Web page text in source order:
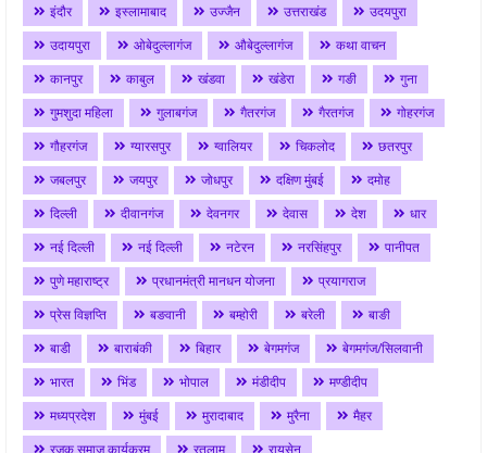
इंदौर
इस्लामाबाद उज्जैन उत्तराखंड
उदयपुरा
उदायपुरा
ओबेदुल्लागंज औबेदुल्लागंज
कथा वाचन
कानपुर
काबुल खंडवा खंडेरा गङी
गुना
गुमशुदा महिला
गुलाबगंज गैतरगंज गैरतगंज
गोहरगंज
गौहरगंज
ग्यारसपुर ग्वालियर चिकलोद
छतरपुर
जबलपुर
जयपुर जोधपुर दक्षिण मुंबई
दमोह
दिल्ली
दीवानगंज देवनगर देवास देश
धार
नई दिल्ली
नई दिल्ली नटेरन नरसिंहपुर
पानीपत
पुणे महाराष्ट्र
प्रधानमंत्री मानधन योजना
प्रयागराज
प्रेस विज्ञप्ति
बङवानी बम्होरी बरेली
बाङी
बाडी
बाराबंकी बिहार बेगमगंज
बेगमगंज/सिलवानी
भारत
भिंड भोपाल मंडीदीप
मण्डीदीप
मध्यप्रदेश
मुंबई मुरादाबाद मुरैना
मैहर
रजक समाज कार्यक्रम
रतलाम
रायसेन